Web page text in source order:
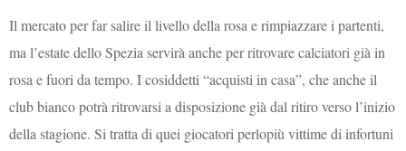
Il mercato per far salire il livello della rosa e rimpiazzare i partenti,
ma l’estate dello Spezia servirà anche per ritrovare calciatori già in
rosa e fuori da tempo. I cosiddetti “acquisti in casa”, che anche il
club bianco potrà ritrovarsi a disposizione già dal ritiro verso l’inizio
della stagione. Si tratta di quei giocatori perlopiù vittime di infortuni